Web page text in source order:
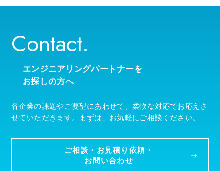
Contact.
エンジニアリングパートナーを
お探しの方へ
各企業の課題やご要望にあわせて、柔軟な対応でお応えさ
せていただきます。まずは、お気軽にご相談ください。
ご相談・お見積り依頼・
お問い合わせ